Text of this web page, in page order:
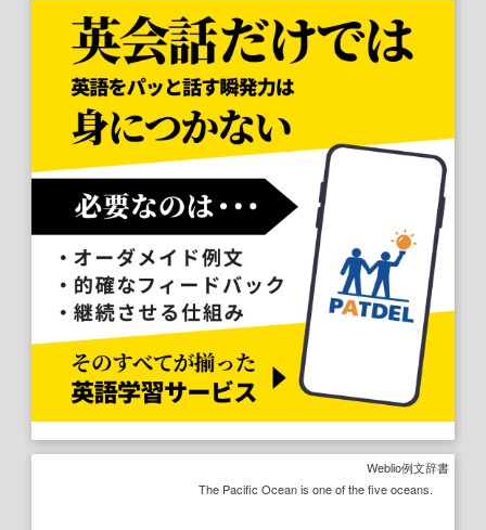
Weblio例文辞書
The Pacific Ocean is one of the five oceans.